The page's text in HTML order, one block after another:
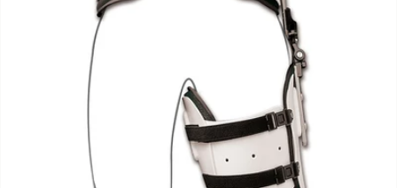
Apri supporto 0 in modalità modale